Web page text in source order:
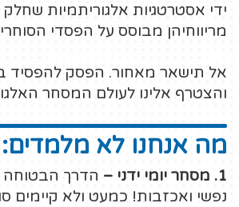
ידי אסטרטגיות אלגוריתמיות
מריווחיהן מבוסס על הפסדי
אל תישאר מאחור. הפסק להפסיד
והצטרף אלינו לעולם המסחר
מה אנחנו לא מלמדים:
1. מסחר יומי ידני –
הדרך
נפשי ואכזבות! כמעט ולא קיימים